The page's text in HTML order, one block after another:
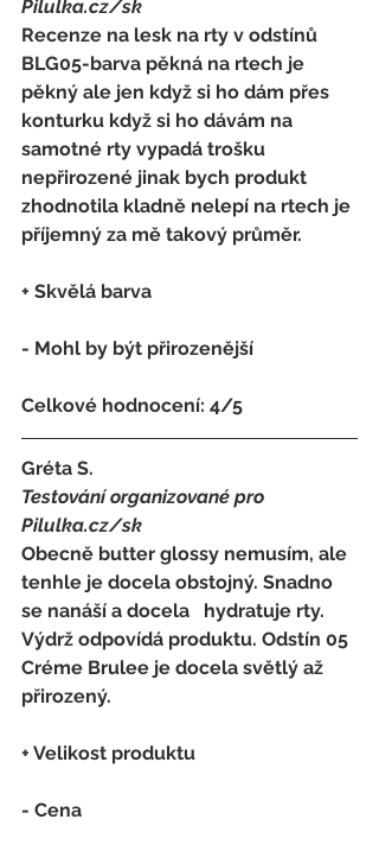
Pilulka.cz/sk
Recenze na lesk na rty v odstínů
BLG05-barva pěkná na rtech je
pěkný ale jen když si ho dám přes
konturku když si ho dávám na
samotné rty vypadá trošku
nepřirozené jinak bych produkt
zhodnotila kladně nelepí na rtech je
příjemný za mě takový průměr.
+ Skvělá barva
- Mohl by být přirozenější
Celkové hodnocení: 4/5
Gréta S.
Testování organizované pro
Pilulka.cz/sk
Obecně butter glossy nemusím, ale
tenhle je docela obstojný. Snadno
se nanáší a docela   hydratuje rty.
Výdrž odpovídá produktu. Odstín 05
Créme Brulee je docela světlý až
přirozený.
+ Velikost produktu
- Cena